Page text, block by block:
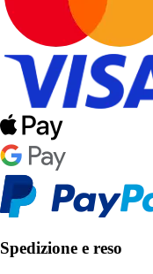
Spedizione e reso